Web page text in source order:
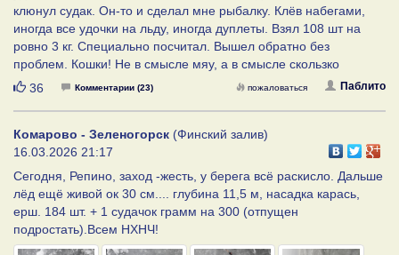
клюнул судак. Он-то и сделал мне рыбалку. Клёв набегами,
иногда все удочки на льду, иногда дуплеты. Взял 108 шт на
ровно 3 кг. Специально посчитал. Вышел обратно без
проблем. Кошки! Не в смысле мяу, а в смысле скользко
Нравится
36 Комментарии (23) Паблито
пожаловаться
Комарово - Зеленогорск (Финский залив)
16.03.2026 21:17
Сегодня, Репино, заход -жесть, у берега всё раскисло. Дальше
лёд ещё живой ок 30 см.... глубина 11,5 м, насадка карась,
ерш. 184 шт. + 1 судачок грамм на 300 (отпущен
подростать).Всем НХНЧ!